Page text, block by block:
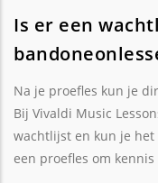
Is er een
Na je proefles kun je
Bij Vivaldi Music
wachtlijst en kun je
een proefles om kennis